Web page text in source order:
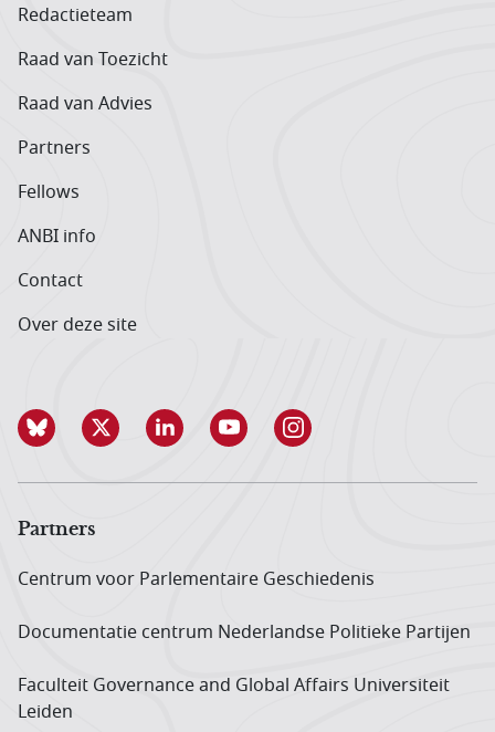
Redactieteam
Raad van Toezicht
Raad van Advies
Partners
Fellows
ANBI info
Contact
Over deze site
Partners
Centrum voor Parlementaire Geschiedenis
Documentatie centrum Neder­landse Politieke Partijen
Faculteit Governance and Global Affairs Universiteit
Leiden